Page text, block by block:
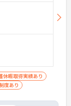
休暇取得実績あり
度あり